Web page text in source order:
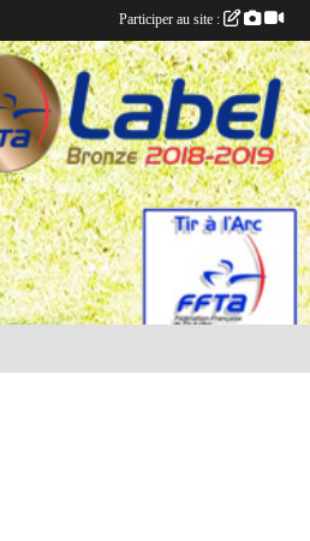
Participer au site :